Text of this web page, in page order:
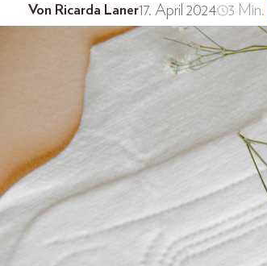
Von Ricarda Laner17. April 2024 3 Min.